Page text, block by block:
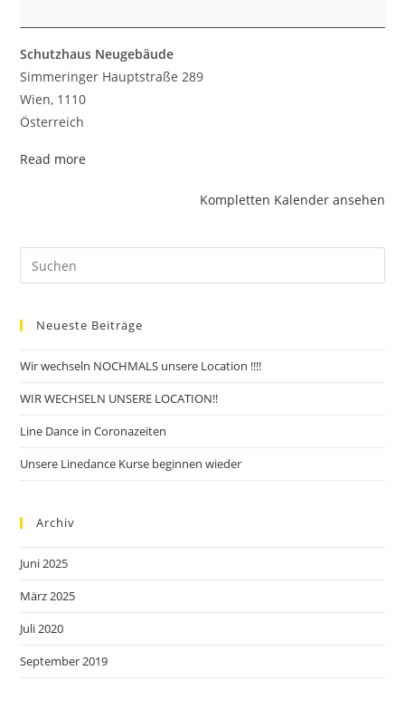
Schutzhaus Neugebäude
Simmeringer Hauptstraße 289
Wien, 1110
Österreich
Read more
Kompletten Kalender ansehen
Neueste Beiträge
Wir wechseln NOCHMALS unsere Location !!!!
WIR WECHSELN UNSERE LOCATION!!
Line Dance in Coronazeiten
Unsere Linedance Kurse beginnen wieder
Archiv
Juni 2025
März 2025
Juli 2020
September 2019